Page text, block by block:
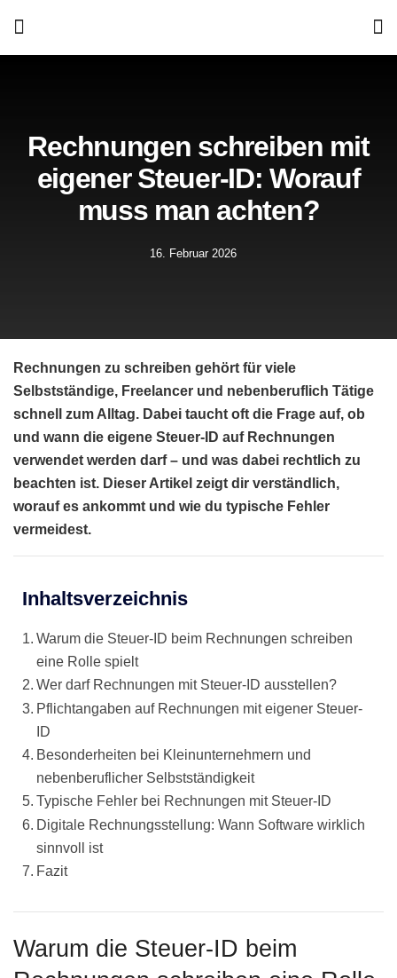
Rechnungen schreiben mit
eigener Steuer-ID: Worauf
muss man achten?
16. Februar 2026
Rechnungen zu schreiben gehört für viele
Selbstständige, Freelancer und nebenberuflich Tätige
schnell zum Alltag. Dabei taucht oft die Frage auf, ob
und wann die eigene Steuer-ID auf Rechnungen
verwendet werden darf – und was dabei rechtlich zu
beachten ist. Dieser Artikel zeigt dir verständlich,
worauf es ankommt und wie du typische Fehler
vermeidest.
Inhaltsverzeichnis
Warum die Steuer-ID beim Rechnungen schreiben
eine Rolle spielt
Wer darf Rechnungen mit Steuer-ID ausstellen?
Pflichtangaben auf Rechnungen mit eigener Steuer-
ID
Besonderheiten bei Kleinunternehmern und
nebenberuflicher Selbstständigkeit
Typische Fehler bei Rechnungen mit Steuer-ID
Digitale Rechnungsstellung: Wann Software wirklich
sinnvoll ist
Fazit
Warum die Steuer-ID beim